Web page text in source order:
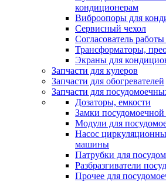
кондиционерам
Виброопоры для
Сервисный чехол
Согласователь
Трансформаторы,
Экраны для
Запчасти для кулеров
Запчасти для обогревателей
Запчасти для
Дозаторы, емкости
Замки
Модули для
Насос
машины
Патрубки для
Разбразгиватели
Прочее для